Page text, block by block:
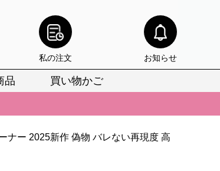
私の注文 お知らせ
品 買い物かご
す。
く。
。
ナー 2025新作 偽物 バレない再現度 高